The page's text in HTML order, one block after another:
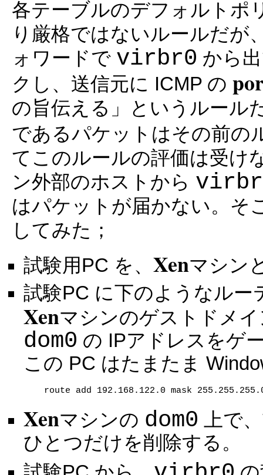
各テーブルのデフォルトポ
り厳格ではないルールだが
ォワードで virbr0 から
クし、送信元に ICMP の
の旨伝える」というルール
であるパケットはその前の
てこのルールの評価は受け
ン外部のホストから
はパケットが届かない。そ
してみた；
試験用PC を、 Xenマシン
試験PC に下のようなル
Xenマシンのゲストドメ
dom0 の IPアドレスをゲ
この PC はたまたま
route add 192.168.122.0 mask
Xenマシンの dom0 上で
ひとつだけを削除する。